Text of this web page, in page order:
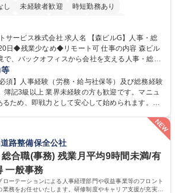
し 未経験者歓迎
時短勤務あり
支給 長期歓迎 駅近5分以内 土日祝休み
社 求人名 【森ビルG】人事・総
少なめ◆リモート可 仕事の内容 森ビル
で、バックオフィスから会社を支える人事・総務
総務の業務をバランスよく担当し、ゆくゆくは制
戦できる、やりがいある環境です。 ■勤怠管
手続き、年末調整等の労務管理全般 ■入退社手続
制度改定などのコア業務 ■社内イベントの企画
あなたの経験に合わせて不足している部分はいつ
が整っているため、安心して成長できます。 募
・総務◆賞与5ヶ月◆年休120日◆残業少なめ◆
須】人事経験（労務・給与社保等）及び総務経験
簿記3級以上 業界未経験の方も歓迎です。マニュ
ため、即戦力として安心して始められます。
ず、社内規定や人事制度の改定など会社のコア業
の成長と組織への貢献度をダイレクトに実感で
1日リモート可など、ワークライフバランスを保
す。 「これまでの幅広い経験を活かし、長期的な
う前向きな意欲と挑戦を全力で応援します。 学
学 高専 短大 専修学校 高校 語学力： 資格：日商
定2級 日商簿記検定3級
路整備保全公社
総合職(事務) 残業月平均9時間未満/有
一般事務
ローテーションによる人事経理部門や収益事業等のフロント
務をお任せいたします。研修制度やキャリア支援が充実し